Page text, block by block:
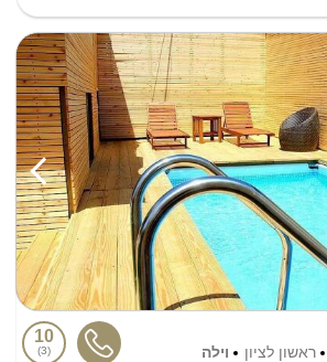
ראשון לציון וילה
10
3